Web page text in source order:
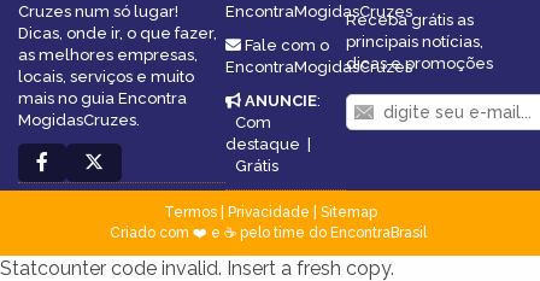
Cruzes num só lugar!
Dicas, onde ir, o que fazer,
as melhores empresas,
locais, serviços e muito
mais no guia Encontra
MogidasCruzes.
EncontraMogidasCruzes
Fale com o
EncontraMogidasCruzes
ANUNCIE:
Com
destaque |
Grátis
Receba grátis as
principais notícias,
dicas e promoções
Termos| Privacidade
Sitemap
Criado com ❤️ e ☕ pelo time do EncontraBrasil
Statcounter code invalid. Insert a fresh copy.